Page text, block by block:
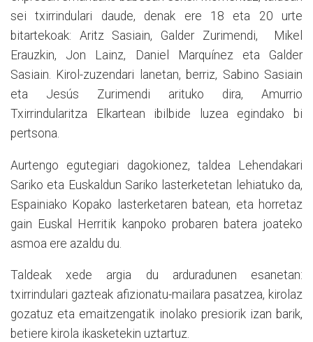
sei txirrindulari daude, denak ere 18 eta 20 urte
bitartekoak: Aritz Sasiain, Galder Zurimendi, Mikel
Erauzkin, Jon Lainz, Daniel Marquínez eta Galder
Sasiain. Kirol-zuzendari lanetan, berriz, Sabino Sasiain
eta Jesús Zurimendi arituko dira, Amurrio
Txirrindularitza Elkartean ibilbide luzea egindako bi
pertsona.
Aurtengo egutegiari dagokionez, taldea Lehendakari
Sariko eta Euskaldun Sariko lasterketetan lehiatuko da,
Espainiako Kopako lasterketaren batean, eta horretaz
gain Euskal Herritik kanpoko probaren batera joateko
asmoa ere azaldu du.
Taldeak xede argia du arduradunen esanetan:
txirrindulari gazteak afizionatu-mailara pasatzea, kirolaz
gozatuz eta emaitzengatik inolako presiorik izan barik,
betiere kirola ikasketekin uztartuz.